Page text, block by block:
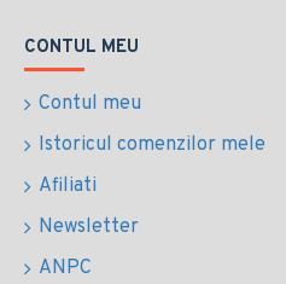
CONTUL MEU
Contul meu
Istoricul comenzilor mele
Afiliati
Newsletter
ANPC